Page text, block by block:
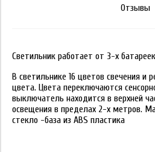
Отзывы
Светильник работает от 3-х
В светильнике 16 цветов свечения
цвета. Цвета переключаются
выключатель находится в верхней
освещения в пределах 2-х метров.
стекло -база из ABS пластика